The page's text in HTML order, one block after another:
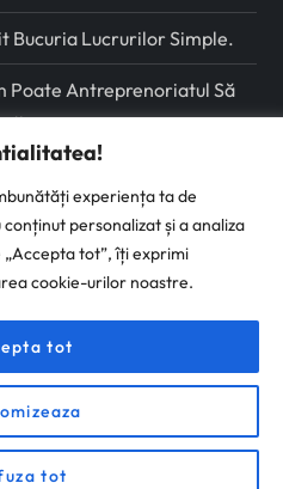
experiența ta de
personalizat și a analiza
tot”, îți exprimi
cookie-urilor noastre.
tot
tot
Bucuria Lucrurilor Simple.
Poate Antreprenoriatul Să